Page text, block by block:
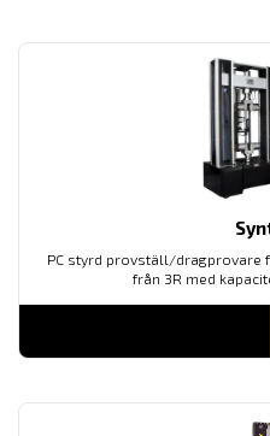
PC styrd provställ/dragprovare
från 3R med